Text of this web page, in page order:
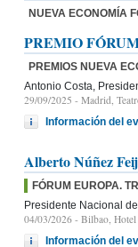
NUEVA ECONOMÍA
PREMIO
PREMIOS NUEVA
Antonio Costa,
29/09/2025 - Madrid,
Información del
Alberto Núñez
FÓRUM EUROPA.
Presidente Nacional
04/03/2026 - Bilbao,
Información del